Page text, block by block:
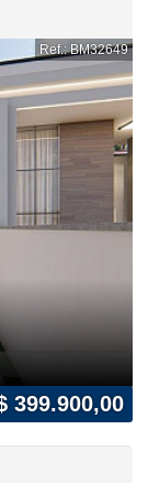
Ref.: BM32649
399.900,00